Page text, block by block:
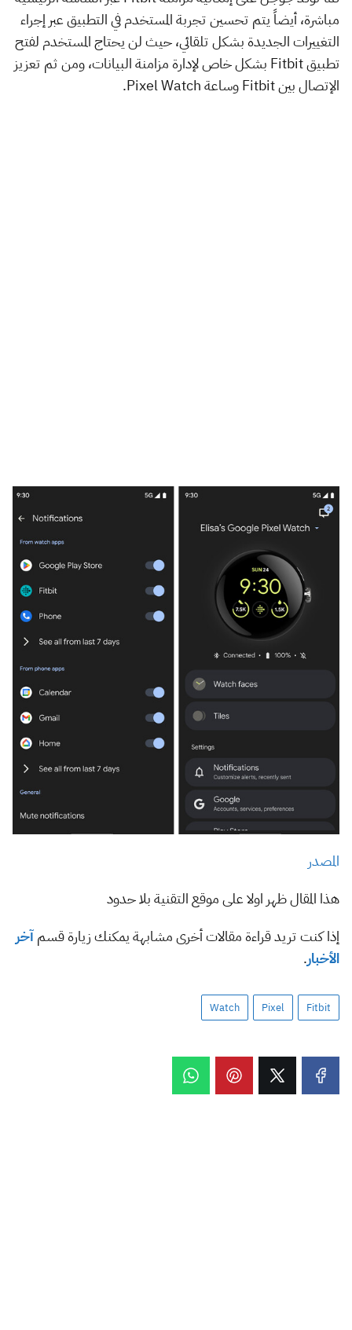
مباشرة، أيضاً يتم تحسين تجربة المستخدم في التطبيق عبر إجراء
التغييرات الجديدة بشكل تلقائي، حيث لن يحتاج المستخدم لفتح
تطبيق Fitbit بشكل خاص لإدارة مزامنة البيانات، ومن ثم تعزيز
الإتصال بين Fitbit وساعة Pixel Watch.
المصدر
هذا المقال ظهر اولا على موقع التقنية بلا حدود
إذا كنت تريد قراءة مقالات أخرى مشابهة يمكنك زيارة قسمآخر
الأخبار.
Fitbit
Pixel
Watch